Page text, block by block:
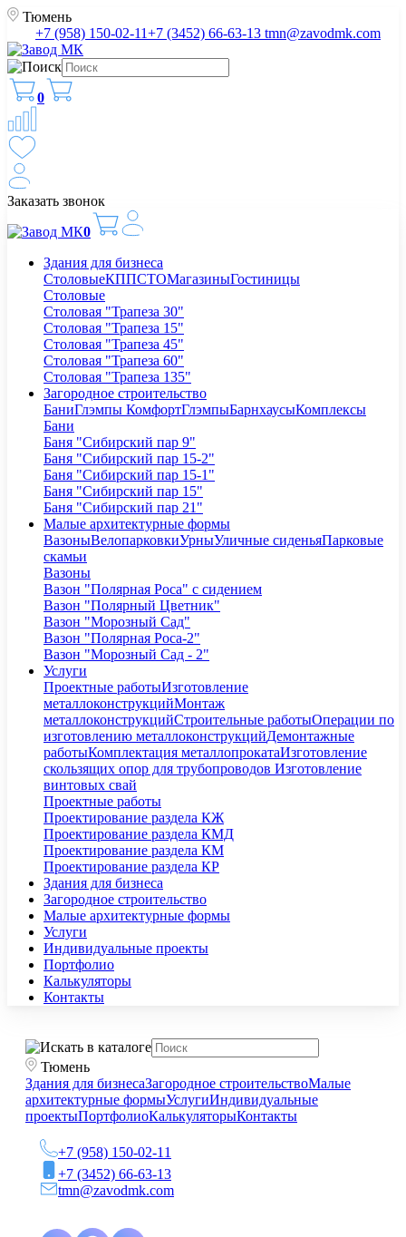
Тюмень
+7 (958) 150-02-11+7 (3452) 66-63-13 tmn@zavodmk.com
0
Заказать звонок
0
Здания для бизнеса
СтоловыеКППСТОМагазиныГостиницы
Столовые
Столовая "Трапеза 30"
Столовая "Трапеза 15"
Столовая "Трапеза 45"
Столовая "Трапеза 60"
Столовая "Трапеза 135"
Загородное строительство
БаниГлэмпы КомфортГлэмпыБарнхаусыКомплексы
Бани
Баня "Сибирский пар 9"
Баня "Сибирский пар 15-2"
Баня "Сибирский пар 15-1"
Баня "Сибирский пар 15"
Баня "Сибирский пар 21"
Малые архитектурные формы
ВазоныВелопарковкиУрныУличные сиденьяПарковые
скамьи
Вазоны
Вазон "Полярная Роса" с сидением
Вазон "Полярный Цветник"
Вазон "Морозный Сад"
Вазон "Полярная Роса-2"
Вазон "Морозный Сад - 2"
Услуги
Проектные работыИзготовление
металлоконструкцийМонтаж
металлоконструкцийСтроительные работыОперации по
изготовлению металлоконструкцийДемонтажные
работыКомплектация металлопрокатаИзготовление
скользящих опор для трубопроводов Изготовление
винтовых свай
Проектные работы
Проектирование раздела КЖ
Проектирование раздела КМД
Проектирование раздела КМ
Проектирование раздела КР
Здания для бизнеса
Загородное строительство
Малые архитектурные формы
Услуги
Индивидуальные проекты
Портфолио
Калькуляторы
Контакты
Тюмень
Здания для бизнесаЗагородное строительствоМалые
архитектурные формыУслугиИндивидуальные
проектыПортфолиоКалькуляторыКонтакты
+7 (958) 150-02-11
+7 (3452) 66-63-13
tmn@zavodmk.com